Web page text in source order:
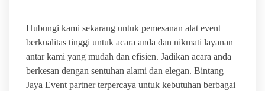
Hubungi kami sekarang untuk pemesanan alat event
berkualitas tinggi untuk acara anda dan nikmati layanan
antar kami yang mudah dan efisien. Jadikan acara anda
berkesan dengan sentuhan alami dan elegan. Bintang
Jaya Event partner terpercaya untuk kebutuhan berbagai